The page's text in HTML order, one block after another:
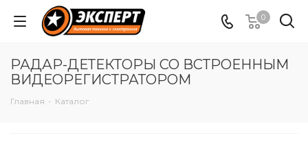
0
РАДАР-ДЕТЕКТОРЫ СО ВСТРОЕННЫМ
ВИДЕОРЕГИСТРАТОРОМ
Главная - Каталог